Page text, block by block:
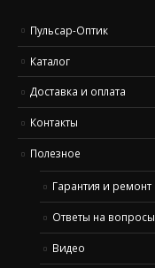
Пульсар-Оптик
Каталог
Доставка и оплата
Контакты
Полезное
Гарантия и ремонт
Ответы на вопросы
Видео